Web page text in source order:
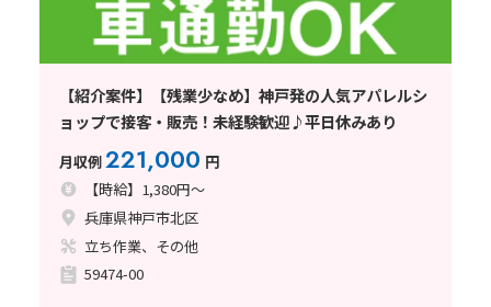
【紹介案件】【残業少なめ】神戸発の人気アパレルシ
ョップで接客・販売！未経験歓迎♪平日休みあり
月収例221,000 円
【時給】1,380円～
兵庫県神戸市北区
立ち作業、その他
59474-00